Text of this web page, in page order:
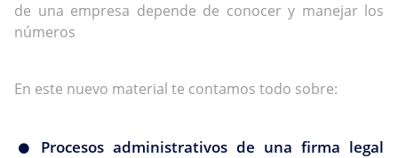
de una empresa depende de conocer y manejar los
números
En este nuevo material te contamos todo sobre:
Procesos administrativos de una firma legal